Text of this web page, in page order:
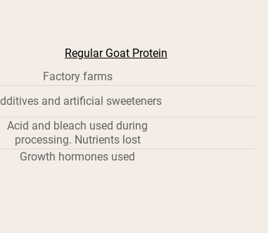
Regular Goat Protein
Factory farms
and artificial sweeteners
Acid and bleach used during
processing. Nutrients lost
Growth hormones used